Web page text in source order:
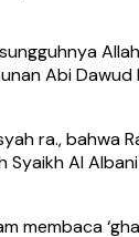
Abi Dawud
ra., bahwa
Al